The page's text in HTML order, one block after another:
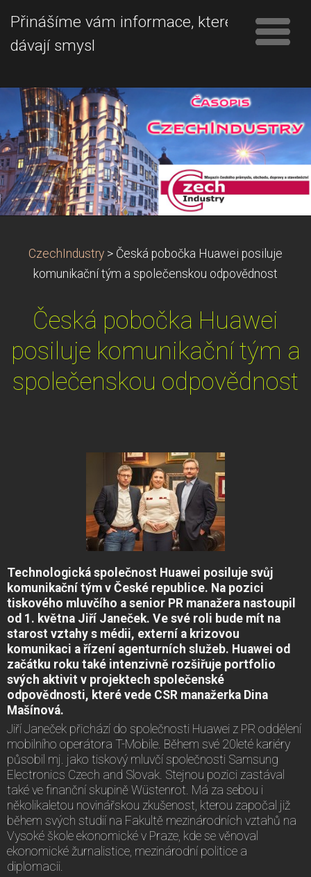
Přinášíme vám informace, které
dávají smysl
CzechIndustry > Česká pobočka Huawei posiluje
komunikační tým a společenskou odpovědnost
Česká pobočka Huawei
posiluje komunikační tým a
společenskou odpovědnost
Technologická společnost Huawei posiluje svůj
komunikační tým v České republice. Na pozici
tiskového mluvčího a senior PR manažera nastoupil
od 1. května Jiří Janeček. Ve své roli bude mít na
starost vztahy s médii, externí a krizovou
komunikaci a řízení agenturních služeb. Huawei od
začátku roku také intenzivně rozšiřuje portfolio
svých aktivit v projektech společenské
odpovědnosti, které vede CSR manažerka Dina
Mašínová.
Jiří Janeček přichází do společnosti Huawei z PR oddělení
mobilního operátora T-Mobile. Během své 20leté kariéry
působil mj. jako tiskový mluvčí společnosti Samsung
Electronics Czech and Slovak. Stejnou pozici zastával
také ve finanční skupině Wüstenrot. Má za sebou i
několikaletou novinářskou zkušenost, kterou započal již
během svých studií na Fakultě mezinárodních vztahů na
Vysoké škole ekonomické v Praze, kde se věnoval
ekonomické žurnalistice, mezinárodní politice a
diplomacii.